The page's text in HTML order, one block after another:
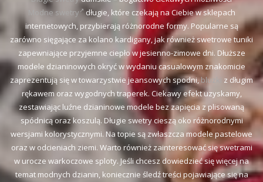
Modne swetry długie, które czekają na Ciebie w sklepach
internetowych, przybierają różnorodne formy. Popularne są
zarówno sięgające za kolano kardigany, jak również swetrowe tuniki
zapewniające przyjemne ciepło w jesienno-zimowe dni. Dłuższe
modele dzianinowych okryć w wydaniu casualowym znakomicie
zaprezentują się w towarzystwie jeansowych spodni,bluzki
z długim
rękawem oraz wygodnych traperek. Ciekawy efekt uzyskamy,
zestawiając luźne dzianinowe modele bez zapięcia z plisowaną
spódnicą oraz koszulą. Długie swetry cieszą oko różnorodnymi
wersjami kolorystycznymi. Na topie są zwłaszcza modele pastelowe
oraz w odcieniach ziemi. Warto również zainteresować się swetrami
w urocze warkoczowe sploty. Jeśli chcesz dowiedzieć się więcej na
temat modnych dzianin, koniecznie śledź treści pojawiające się na